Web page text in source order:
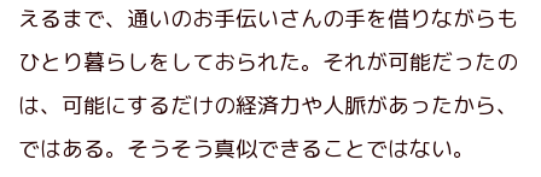
えるまで、通いのお手伝いさんの手を借りながらも
ひとり暮らしをしておられた。それが可能だったの
は、可能にするだけの経済力や人脈があったから、
ではある。そうそう真似できることではない。